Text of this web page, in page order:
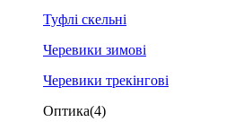
Туфлі скельні
Черевики зимові
Черевики трекінгові
Оптика(4)